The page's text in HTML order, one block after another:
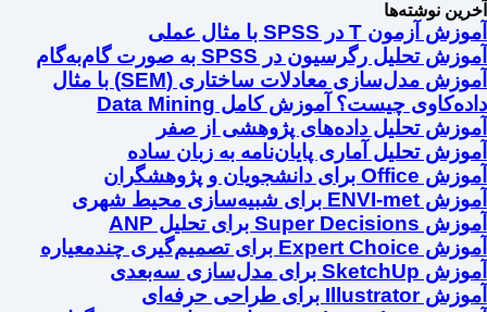
آخرین نوشته‌ها
آموزش آزمون T در SPSS با مثال عملی
آموزش تحلیل رگرسیون در SPSS به صورت گام‌به‌گام
آموزش مدل‌سازی معادلات ساختاری (SEM) با مثال
داده‌کاوی چیست؟ آموزش کامل Data Mining
آموزش تحلیل داده‌های پژوهشی از صفر
آموزش تحلیل آماری پایان‌نامه به زبان ساده
آموزش Office برای دانشجویان و پژوهشگران
آموزش ENVI-met برای شبیه‌سازی محیط شهری
آموزش Super Decisions برای تحلیل ANP
آموزش Expert Choice برای تصمیم‌گیری چندمعیاره
آموزش SketchUp برای مدل‌سازی سه‌بعدی
آموزش Illustrator برای طراحی حرفه‌ای